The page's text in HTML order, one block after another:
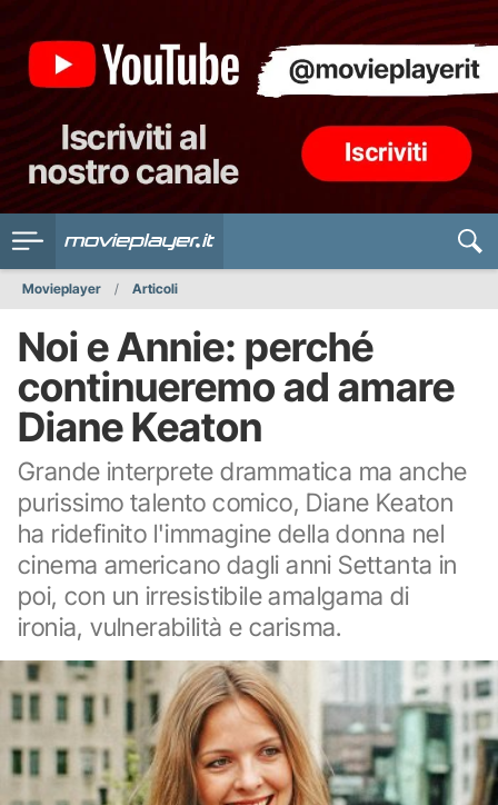
Movieplayer Articoli
Noi e Annie: perché
continueremo ad amare
Diane Keaton
Grande interprete drammatica ma anche
purissimo talento comico, Diane Keaton
ha ridefinito l'immagine della donna nel
cinema americano dagli anni Settanta in
poi, con un irresistibile amalgama di
ironia, vulnerabilità e carisma.